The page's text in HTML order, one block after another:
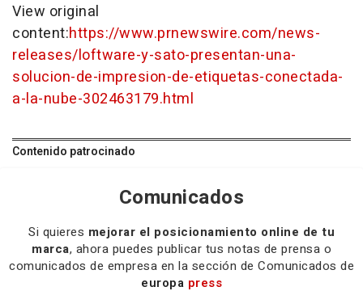
View original
content:https://www.prnewswire.com/news-
releases/loftware-y-sato-presentan-una-
solucion-de-impresion-de-etiquetas-conectada-
a-la-nube-302463179.html
Contenido patrocinado
Comunicados
Si quieres mejorar el posicionamiento online de tu
marca, ahora puedes publicar tus notas de prensa o
comunicados de empresa en la sección de Comunicados de
europa press